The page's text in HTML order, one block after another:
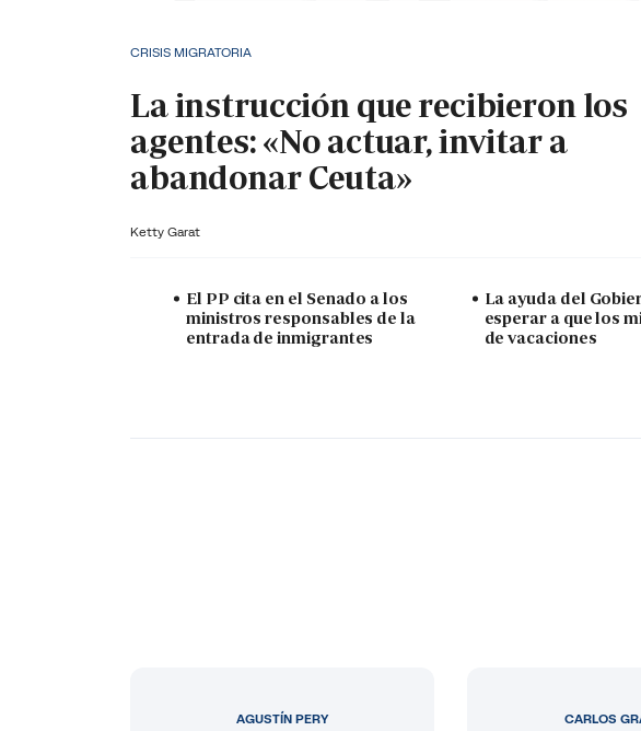
CRISIS MIGRATORIA
La instrucción que recibieron los
agentes: «No actuar, invitar a
abandonar Ceuta»
Ketty Garat
El PP cita en el Senado a los
ministros responsables de la
entrada de inmigrantes
La ayuda del
esperar a que los
de vacaciones
AGUSTÍN PERY CARLOS